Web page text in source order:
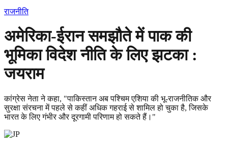
राजनीति
अमेरिका-ईरान समझौते में पाक की
भूमिका विदेश नीति के लिए झटका :
जयराम
कांग्रेस नेता ने कहा, "पाकिस्तान अब पश्चिम एशिया की भू-राजनीतिक और
सुरक्षा संरचना में पहले से कहीं अधिक गहराई से शामिल हो चुका है, जिसके
भारत के लिए गंभीर और दूरगामी परिणाम हो सकते हैं।"